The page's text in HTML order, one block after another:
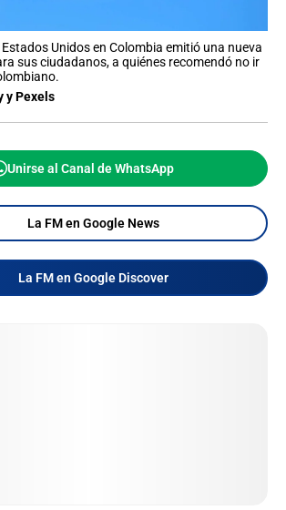
Unidos en Colombia emitió una nueva
sus ciudadanos, a quiénes recomendó no ir
y Pexels
Unirse al Canal de WhatsApp
La FM en Google News
La FM en Google Discover